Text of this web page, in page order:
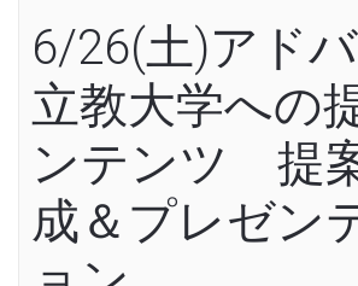
6/26(土)アド
立教大学への
ンテンツ 提
成＆プレゼン